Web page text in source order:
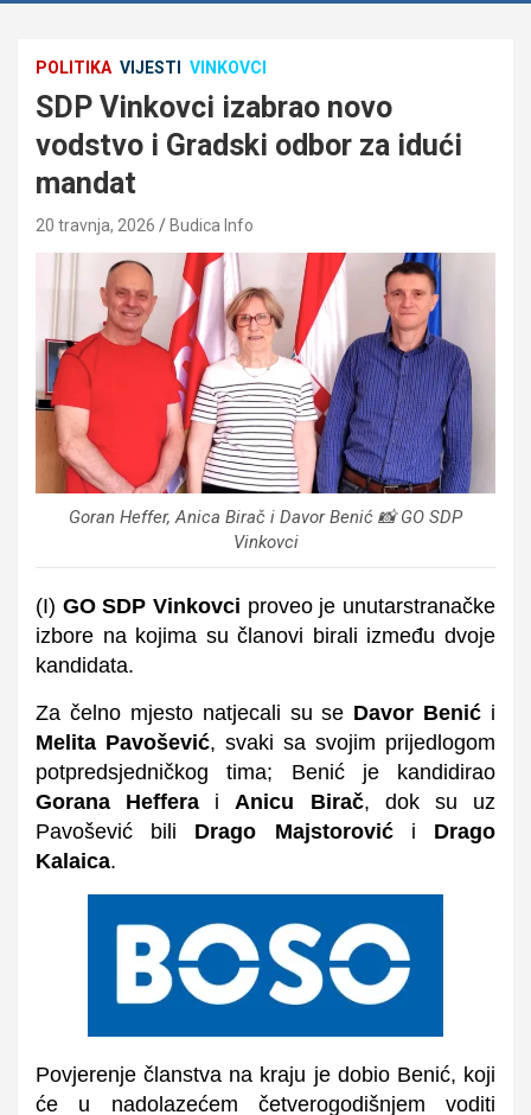
POLITIKA VIJESTI VINKOVCI
SDP Vinkovci izabrao novo
vodstvo i Gradski odbor za idući
mandat
20 travnja, 2026 Budica Info
Goran Heffer, Anica Birač i Davor Benić 📸 GO SDP
Vinkovci
(I) GO SDP Vinkovci proveo je unutarstranačke
izbore na kojima su članovi birali između dvoje
kandidata.
Za čelno mjesto natjecali su se Davor Benić i
Melita Pavošević, svaki sa svojim prijedlogom
potpredsjedničkog tima; Benić je kandidirao
Gorana Heffera i Anicu Birač, dok su uz
Pavošević bili Drago Majstorović i Drago
Kalaica.
Povjerenje članstva na kraju je dobio Benić, koji
će u nadolazećem četverogodišnjem voditi